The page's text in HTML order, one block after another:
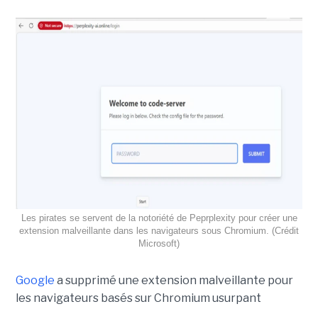
Les pirates se servent de la notoriété de Peprplexity pour créer une
extension malveillante dans les navigateurs sous Chromium. (Crédit
Microsoft)
Google a supprimé une extension malveillante pour
les navigateurs basés sur Chromium usurpant